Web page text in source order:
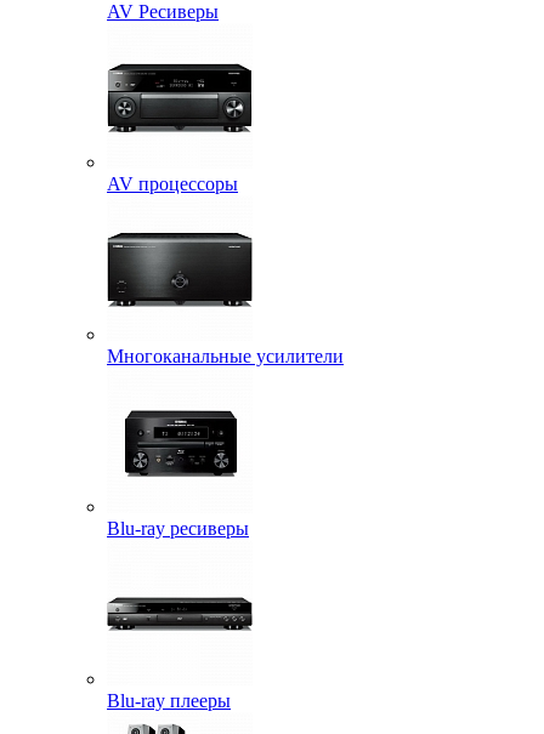
AV Ресиверы
AV процессоры
Многоканальные усилители
Blu-ray ресиверы
Blu-ray плееры